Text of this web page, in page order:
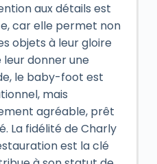
aux détails est
car elle permet non
objets à leur gloire
leur donner une
le baby-foot est
mais
agréable, prêt
La fidélité de Charly
est la clé